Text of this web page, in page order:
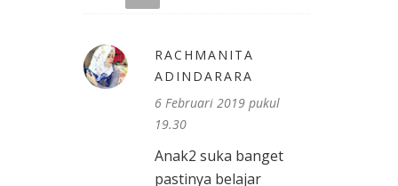
RACHMANITA
ADINDARARA
6 Februari 2019 pukul
19.30
Anak2 suka banget
pastinya belajar